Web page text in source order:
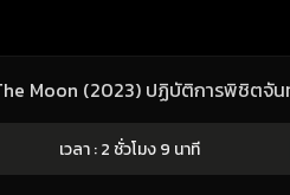
Moon (2023) ปฏิบัติการพิชิตจัน
เวลา : 2 ชั่วโมง 9 นาที